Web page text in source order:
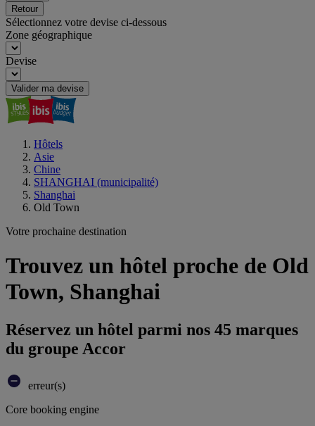
Retour
Sélectionnez votre devise ci-dessous
Zone géographique
Devise
Valider ma devise
Hôtels
Asie
Chine
SHANGHAI (municipalité)
Shanghai
Old Town
Votre prochaine destination
Trouvez un hôtel proche de Old
Town, Shanghai
Réservez un hôtel parmi nos 45 marques
du groupe Accor
erreur(s)
Core booking engine